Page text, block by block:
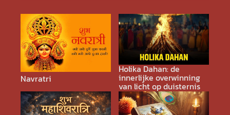
Navratri
Holika Dahan: de
innerlijke overwinning
van licht op duisternis